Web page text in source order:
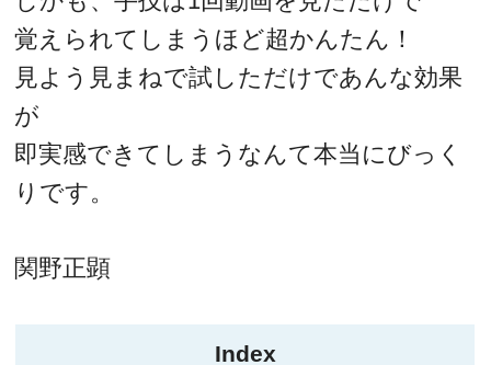
覚えられてしまうほど超かんたん！
見よう見まねで試しただけであんな効果
が
即実感できてしまうなんて本当にびっく
りです。
関野正顕
Index